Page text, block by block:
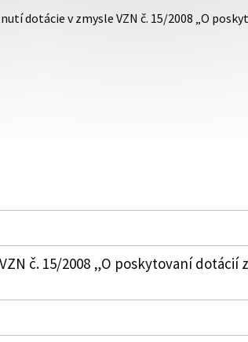
dotácie v zmysle VZN č. 15/2008 „O
č. 15/2008 „O poskytovaní